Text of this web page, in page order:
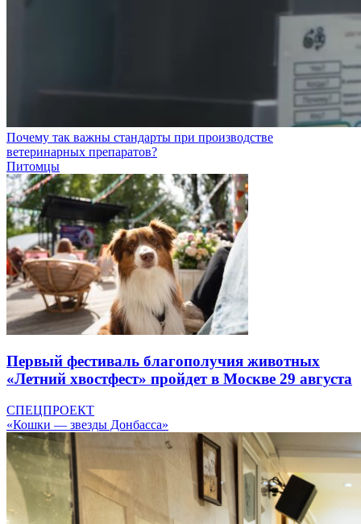
Почему так важны стандарты при производстве
ветеринарных препаратов?
Питомцы
Первый фестиваль благополучия животных
«Летний хвостфест» пройдет в Москве 29 августа
СПЕЦПРОЕКТ
«Кошки — звезды Донбасса»